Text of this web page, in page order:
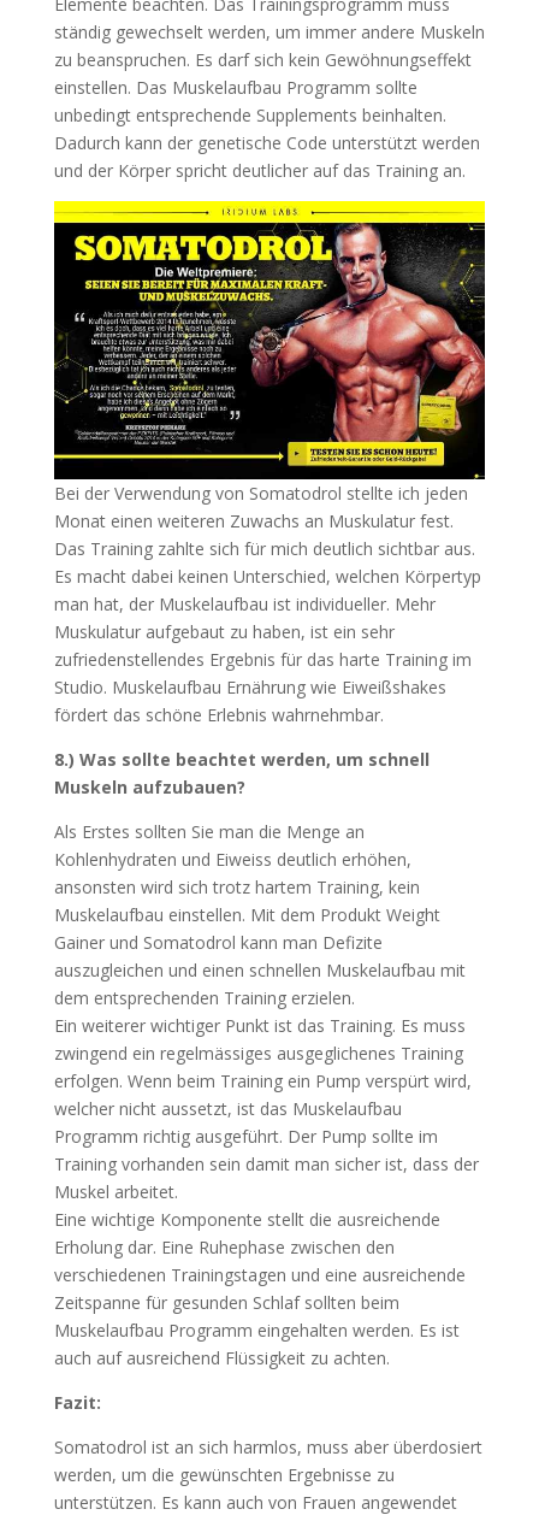
ständig gewechselt werden, um immer andere Muskeln
zu beanspruchen. Es darf sich kein Gewöhnungseffekt
einstellen. Das Muskelaufbau Programm sollte
unbedingt entsprechende Supplements beinhalten.
Dadurch kann der genetische Code unterstützt werden
und der Körper spricht deutlicher auf das Training an.
Bei der Verwendung von Somatodrol stellte ich jeden
Monat einen weiteren Zuwachs an Muskulatur fest.
Das Training zahlte sich für mich deutlich sichtbar aus.
Es macht dabei keinen Unterschied, welchen Körpertyp
man hat, der Muskelaufbau ist individueller. Mehr
Muskulatur aufgebaut zu haben, ist ein sehr
zufriedenstellendes Ergebnis für das harte Training im
Studio. Muskelaufbau Ernährung wie Eiweißshakes
fördert das schöne Erlebnis wahrnehmbar.
8.) Was sollte beachtet werden, um schnell
Muskeln aufzubauen?
Als Erstes sollten Sie man die Menge an
Kohlenhydraten und Eiweiss deutlich erhöhen,
ansonsten wird sich trotz hartem Training, kein
Muskelaufbau einstellen. Mit dem Produkt Weight
Gainer und Somatodrol kann man Defizite
auszugleichen und einen schnellen Muskelaufbau mit
dem entsprechenden Training erzielen.
Ein weiterer wichtiger Punkt ist das Training. Es muss
zwingend ein regelmässiges ausgeglichenes Training
erfolgen. Wenn beim Training ein Pump verspürt wird,
welcher nicht aussetzt, ist das Muskelaufbau
Programm richtig ausgeführt. Der Pump sollte im
Training vorhanden sein damit man sicher ist, dass der
Muskel arbeitet.
Eine wichtige Komponente stellt die ausreichende
Erholung dar. Eine Ruhephase zwischen den
verschiedenen Trainingstagen und eine ausreichende
Zeitspanne für gesunden Schlaf sollten beim
Muskelaufbau Programm eingehalten werden. Es ist
auch auf ausreichend Flüssigkeit zu achten.
Fazit:
Somatodrol ist an sich harmlos, muss aber überdosiert
werden, um die gewünschten Ergebnisse zu
unterstützen. Es kann auch von Frauen angewendet